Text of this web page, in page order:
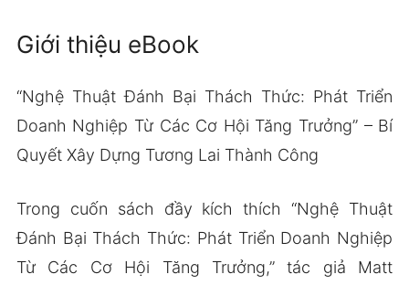
Giới thiệu eBook
“Nghệ Thuật Đánh Bại Thách Thức: Phát Triển
Doanh Nghiệp Từ Các Cơ Hội Tăng Trưởng” – Bí
Quyết Xây Dựng Tương Lai Thành Công
Trong cuốn sách đầy kích thích “Nghệ Thuật
Đánh Bại Thách Thức: Phát Triển Doanh Nghiệp
Từ Các Cơ Hội Tăng Trưởng,” tác giả Matt